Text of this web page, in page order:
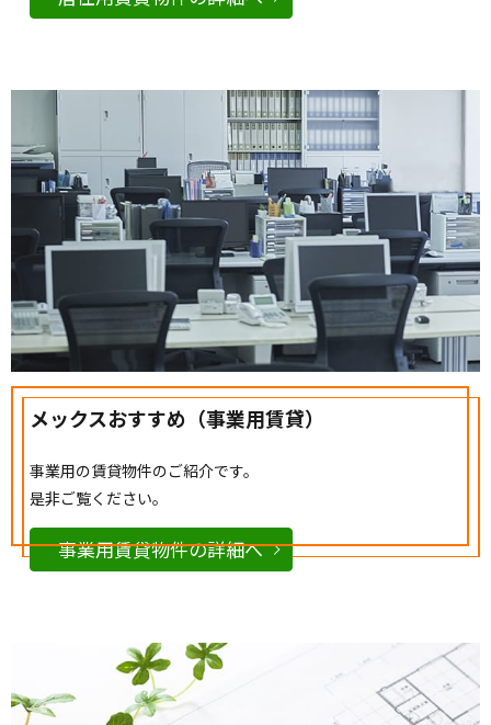
メックスおすすめ（事業用賃貸）
事業用の賃貸物件のご紹介です。
是非ご覧ください。
事業用賃貸物件の詳細へ